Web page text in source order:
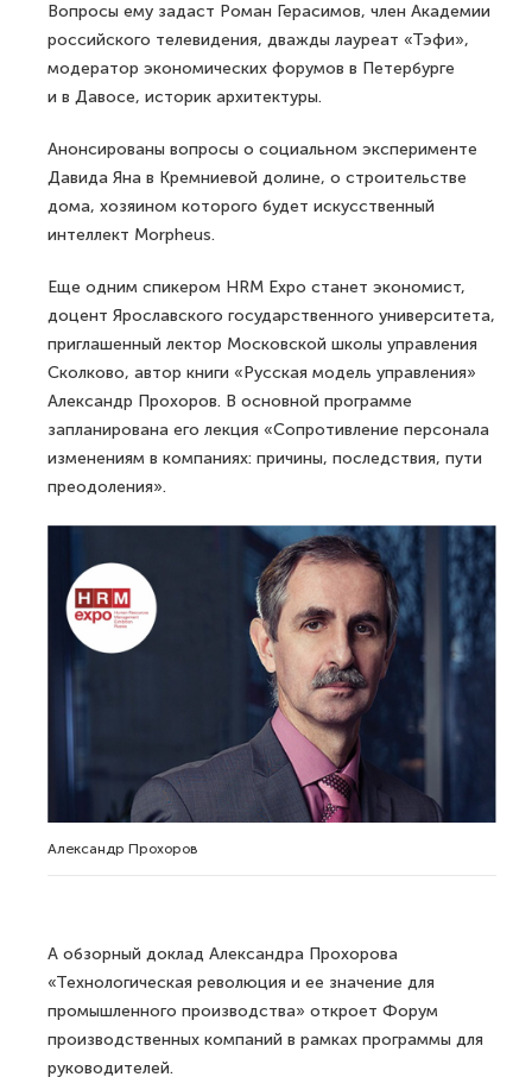
Вопросы ему задаст Роман Герасимов, член Академии
российского телевидения, дважды лауреат «Тэфи»,
модератор экономических форумов в Петербурге
и в Давосе, историк архитектуры.
Анонсированы вопросы о социальном эксперименте
Давида Яна в Кремниевой долине, о строительстве
дома, хозяином которого будет искусственный
интеллект Morpheus.
Еще одним спикером HRM Expo станет экономист,
доцент Ярославского государственного университета,
приглашенный лектор Московской школы управления
Сколково, автор книги «Русская модель управления»
Александр Прохоров. В основной программе
запланирована его лекция «Сопротивление персонала
изменениям в компаниях: причины, последствия, пути
преодоления».
Александр Прохоров
А обзорный доклад Александра Прохорова
«Технологическая революция и ее значение для
промышленного производства» откроет Форум
производственных компаний в рамках программы для
руководителей.